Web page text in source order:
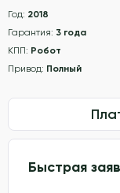
Год: 2018
Гарантия: 3 года
КПП: Робот
Привод: Полный
Быстрая